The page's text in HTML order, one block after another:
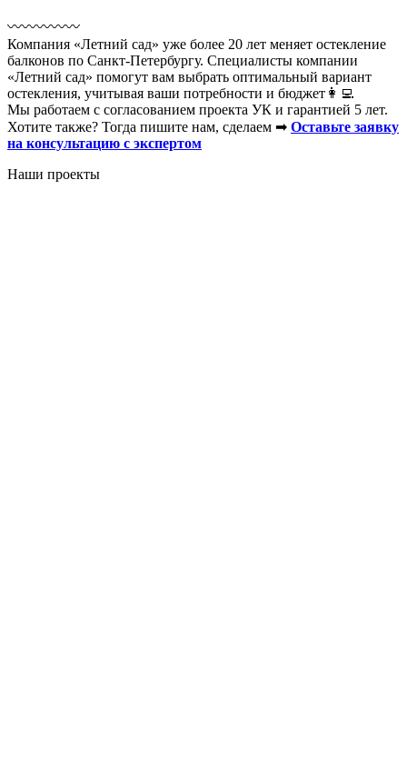
〰️〰️〰️〰️〰️
Компания «Летний сад» уже более 20 лет меняет остекление
балконов по Санкт-Петербургу. Специалисты компании
«Летний сад» помогут вам выбрать оптимальный вариант
остекления, учитывая ваши потребности и бюджет👩‍💻
Мы работаем с согласованием проекта УК и гарантией 5 лет.
Хотите также? Тогда пишите нам, сделаем ➡ Оставьте заявку
на консультацию с экспертом
Наши проекты